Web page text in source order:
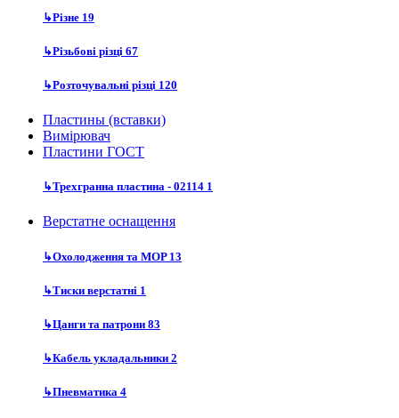
↳Різне 19
↳Різьбові різці 67
↳Розточувальні різці 120
Пластины (вставки)
Вимірювач
Пластини ГОСТ
↳Трехгранна пластина - 02114 1
Верстатне оснащення
↳Охолодження та MOP 13
↳Тиски верстатні 1
↳Цанги та патрони 83
↳Кабель укладальники 2
↳Пневматика 4